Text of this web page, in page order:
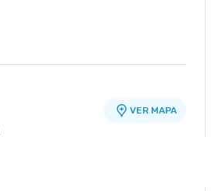
VER MAPA